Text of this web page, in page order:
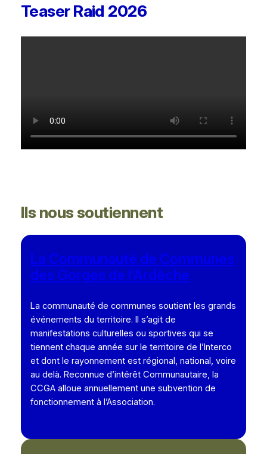
Teaser Raid 2026
Ils nous soutiennent
La Communauté de Communes
des Gorges de l’Ardèche
La communauté de communes soutient les grands
événements du territoire. Il s’agit de
manifestations culturelles ou sportives qui se
tiennent chaque année sur le territoire de l’Interco
et dont le rayonnement est régional, national, voire
au delà. Reconnue d’intérêt Communautaire, la
CCGA alloue annuellement une subvention de
fonctionnement à l’Association.